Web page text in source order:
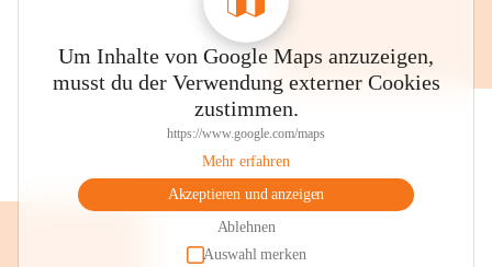
Um Inhalte von Google Maps anzuzeigen,
musst du der Verwendung externer Cookies
zustimmen.
https://www.google.com/maps
Mehr erfahren
Akzeptieren und anzeigen
Ablehnen
Auswahl merken